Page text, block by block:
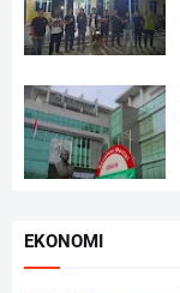
EKONOMI